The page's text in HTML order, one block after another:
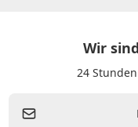
Wir
24